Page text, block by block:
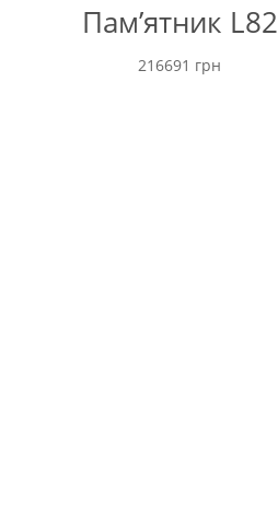
Пам’ятник L82
216691 грн